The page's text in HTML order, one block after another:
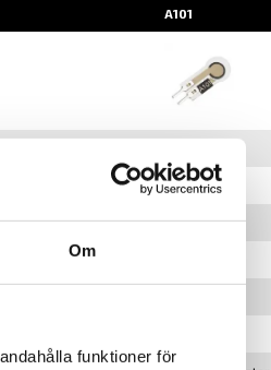
Om
funktioner för
A101
A101
18 och 44 N